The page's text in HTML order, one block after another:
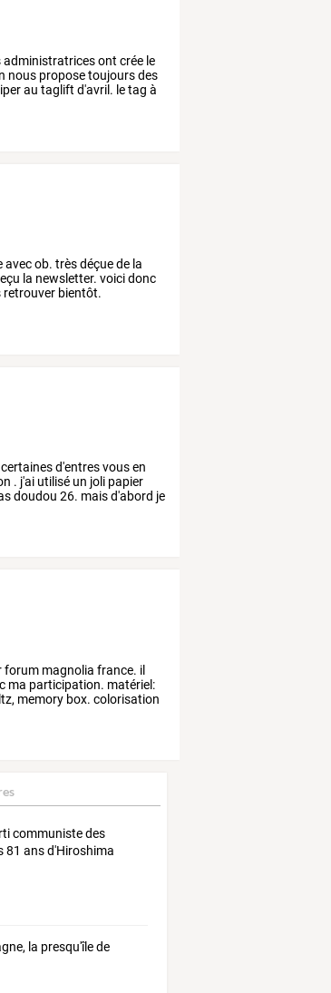
administratricesont crée le
nous proposetoujoursdes
au taglift d'avril. letag à
ob. très déçue de la
la newsletter. voici donc
retrouver bientôt.
certainesd'entresvousen
. j'ai utilisé un joli papier
doudou 26. maisd'abord je
forum magnolia france. il
ma participation. matériel:
memory box. colorisation
communiste des
81 ans d'Hiroshima
la presqu'île de